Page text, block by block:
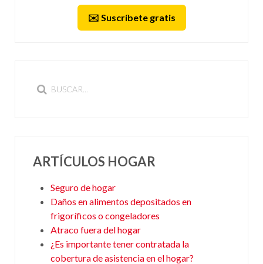
✉️ Suscríbete gratis
ARTÍCULOS HOGAR
Seguro de hogar
Daños en alimentos depositados en
frigoríficos o congeladores
Atraco fuera del hogar
¿Es importante tener contratada la
cobertura de asistencia en el hogar?